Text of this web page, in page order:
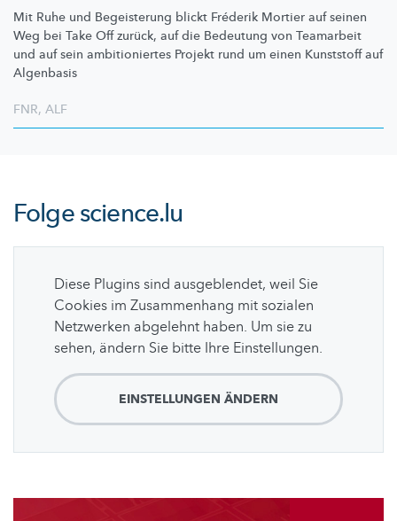
Mit Ruhe und Begeisterung blickt Fréderik Mortier auf seinen
Weg bei Take Off zurück, auf die Bedeutung von Teamarbeit
und auf sein ambitioniertes Projekt rund um einen Kunststoff auf
Algenbasis
FNR, ALF
Folgescience.lu
Diese Plugins sind ausgeblendet, weil Sie
Cookies im Zusammenhang mit sozialen
Netzwerken abgelehnt haben. Um sie zu
sehen, ändern Sie bitte Ihre Einstellungen.
EINSTELLUNGEN ÄNDERN